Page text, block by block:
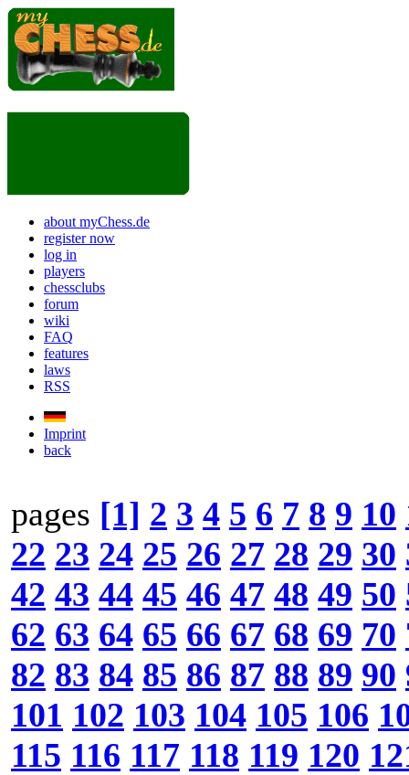
about myChess.de
register now
log in
players
chessclubs
forum
wiki
FAQ
features
laws
RSS
Imprint
back
pages [1] 2 3 4 5 6 7 8 9 10
22 23 24 25 26 27 28 29 30
42 43 44 45 46 47 48 49 50
62 63 64 65 66 67 68 69 70
82 83 84 85 86 87 88 89 90
101 102 103 104 105 106
115 116 117 118 119 120